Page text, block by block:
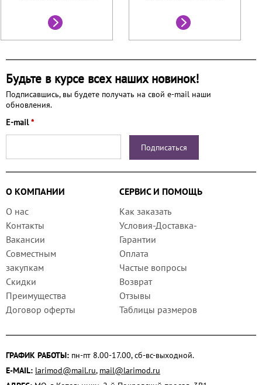
Будьте в курсе всех наших новинок!
Подписавшись, вы будете получать на свой e-mail наши
обновления.
E-mail*
О КОМПАНИИ
СЕРВИС И ПОМОЩЬ
О нас
Контакты
Вакансии
Совместным
закупкам
Скидки
Преимущества
Договор оферты
Как заказать
Условия-Доставка-
Гарантии
Оплата
Частые вопросы
Возврат
Отзывы
Таблицы размеров
ГРАФИК РАБОТЫ: пн-пт 8.00-17.00, сб-вс-выходной.
E-MAIL: larimod@mail.ru, mail@larimod.ru